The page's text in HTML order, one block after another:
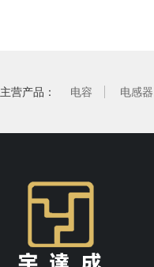
主营产品： 电容 电感器